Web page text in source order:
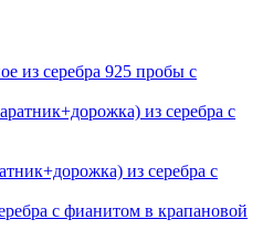
из серебра 925 пробы с
из серебра с